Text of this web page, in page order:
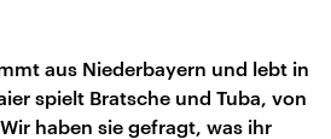
aus Niederbayern und lebt in
spielt Bratsche und Tuba, von
haben sie gefragt, was ihr